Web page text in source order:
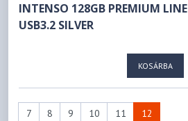
INTENSO 128GB PREMIUM LINE
USB3.2 SILVER
KOSÁRBA
7 8 9 10 11 12